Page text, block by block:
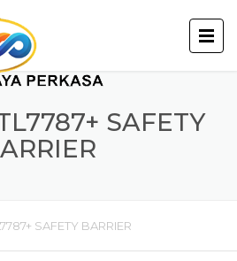
SAFETY
SAFETY BARRIER